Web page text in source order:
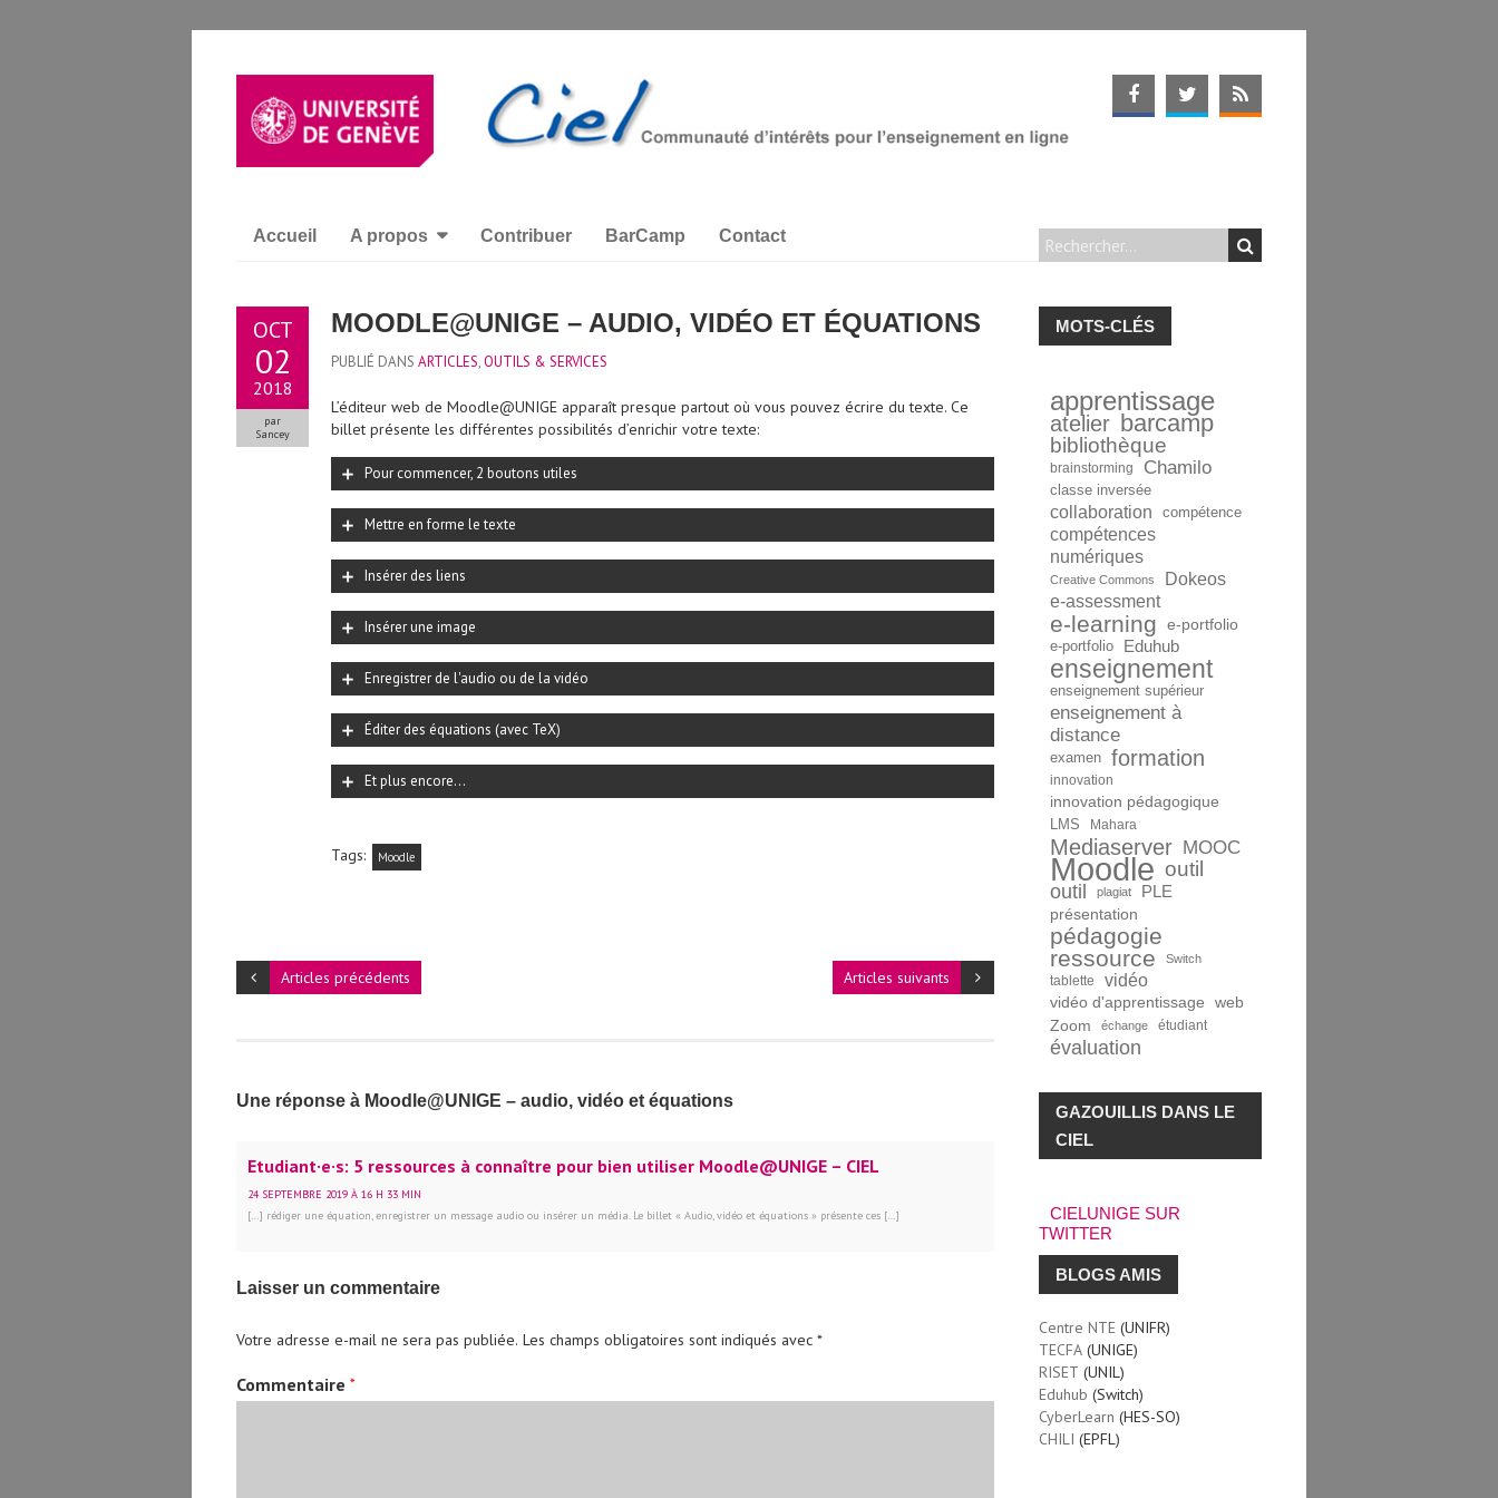
Accueil A propos Contribuer BarCamp Contact
OCT
02
2018
par
Sancey
MOODLE@UNIGE – AUDIO, VIDÉO ET ÉQUATIONS
PUBLIÉ DANS ARTICLES,OUTILS & SERVICES
L’éditeur web de Moodle@UNIGE apparaît presque partout où vous pouvez écrire du texte. Ce
billet présente les différentes possibilités d’enrichir votre texte:
Pour commencer, 2 boutons utiles
Mettre en forme le texte
Insérer des liens
Insérer une image
Enregistrer de l'audio ou de la vidéo
Éditer des équations (avec TeX)
Et plus encore...
Tags: Moodle
Articles suivants
Articles précédents
Une réponse à Moodle@UNIGE – audio, vidéo et équations
Etudiant·e·s: 5 ressources à connaître pour bien utiliser Moodle@UNIGE – CIEL
24 SEPTEMBRE 2019 À 16 H 33 MIN
[…] rédiger une équation, enregistrer un message audio ou insérer un média. Le billet « Audio, vidéo et équations » présente ces […]
Laisser un commentaire
Votre adresse e-mail ne sera pas publiée. Les champs obligatoires sont indiqués avec *
Commentaire *
MOTS-CLÉS
apprentissage
atelier barcamp
bibliothèque
brainstorming Chamilo
classe inversée
collaboration compétence
compétences
numériques
Creative Commons
Dokeos
e-assessment
e-learning e-portfolio
e-portfolio Eduhub
enseignement
enseignement supérieur
enseignement à
distance
examen formation
innovation
innovation pédagogique
LMS Mahara
Mediaserver MOOC
Moodle outil
outil plagiat PLE
présentation
pédagogie
ressource
Switch
tablette vidéo
vidéo d'apprentissage web
Zoom échange étudiant
évaluation
GAZOUILLIS DANS LE
CIEL
CIELUNIGE SUR
TWITTER
BLOGS AMIS
Centre NTE (UNIFR)
TECFA (UNIGE)
RISET (UNIL)
Eduhub (Switch)
CyberLearn (HES-SO)
CHILI (EPFL)